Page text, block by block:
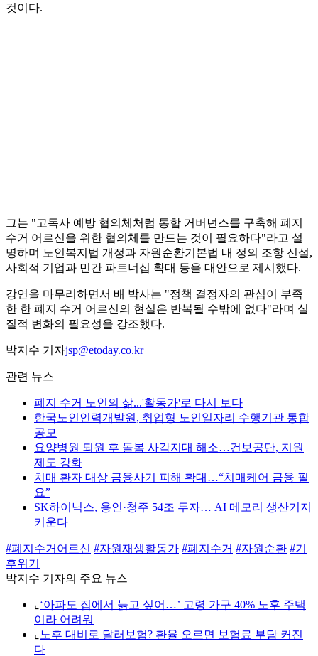
것이다.
그는 "고독사 예방 협의체처럼 통합 거버넌스를 구축해 폐지
수거 어르신을 위한 협의체를 만드는 것이 필요하다"라고 설
명하며 노인복지법 개정과 자원순환기본법 내 정의 조항 신설,
사회적 기업과 민간 파트너십 확대 등을 대안으로 제시했다.
강연을 마무리하면서 배 박사는 "정책 결정자의 관심이 부족
한 한 폐지 수거 어르신의 현실은 반복될 수밖에 없다"라며 실
질적 변화의 필요성을 강조했다.
박지수 기자jsp@etoday.co.kr
관련 뉴스
폐지 수거 노인의 삶...'활동가'로 다시 보다
한국노인인력개발원, 취업형 노인일자리 수행기관 통합
공모
요양병원 퇴원 후 돌봄 사각지대 해소…건보공단, 지원
제도 강화
치매 환자 대상 금융사기 피해 확대…“치매케어 금융 필
요”
SK하이닉스, 용인·청주 54조 투자… AI 메모리 생산기지
키운다
#폐지수거어르신 #자원재생활동가 #폐지수거 #자원순환 #기
후위기
박지수 기자의 주요 뉴스
⌞ ‘아파도 집에서 늙고 싶어…’ 고령 가구 40% 노후 주택
이라 어려워
⌞ 노후 대비로 달러보험? 환율 오르면 보험료 부담 커진
다